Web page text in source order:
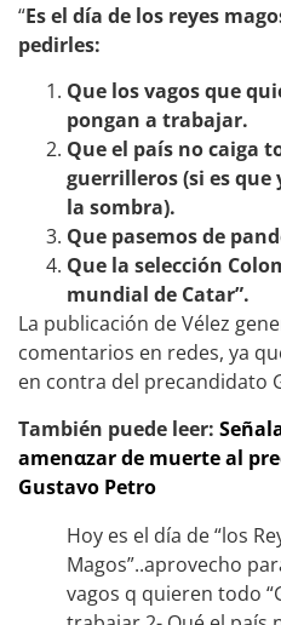
“Es el día de los reyes
pedirles:
Que los vagos que
pongan a trabajar.
Que el país no caiga
guerrilleros (si es que
la sombra).
Que pasemos de
Que la selección
mundial de Catar”.
La publicación de Vélez
comentarios en redes, ya
en contra del precandidato
También puede leer:
amenαzar de muerte al
Gustavo Petro
Hoy es el día de “los
Magos”..aprovecho
vagos q quieren todo